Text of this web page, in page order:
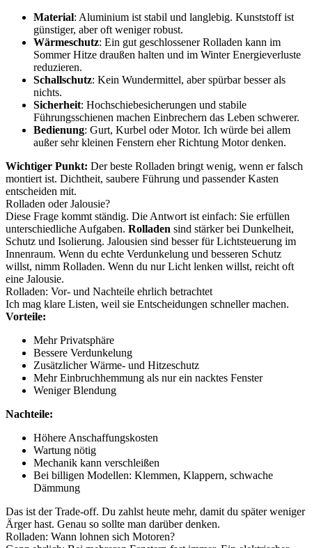
Material: Aluminium ist stabil und langlebig. Kunststoff ist
günstiger, aber oft weniger robust.
Wärmeschutz: Ein gut geschlossener Rolladen kann im
Sommer Hitze draußen halten und im Winter Energieverluste
reduzieren.
Schallschutz: Kein Wundermittel, aber spürbar besser als
nichts.
Sicherheit: Hochschiebesicherungen und stabile
Führungsschienen machen Einbrechern das Leben schwerer.
Bedienung: Gurt, Kurbel oder Motor. Ich würde bei allem
außer sehr kleinen Fenstern eher Richtung Motor denken.
Wichtiger Punkt: Der beste Rolladen bringt wenig, wenn er falsch
montiert ist. Dichtheit, saubere Führung und passender Kasten
entscheiden mit.
Rolladen oder Jalousie?
Diese Frage kommt ständig. Die Antwort ist einfach: Sie erfüllen
unterschiedliche Aufgaben. Rolladen sind stärker bei Dunkelheit,
Schutz und Isolierung. Jalousien sind besser für Lichtsteuerung im
Innenraum. Wenn du echte Verdunkelung und besseren Schutz
willst, nimm Rolladen. Wenn du nur Licht lenken willst, reicht oft
eine Jalousie.
Rolladen: Vor- und Nachteile ehrlich betrachtet
Ich mag klare Listen, weil sie Entscheidungen schneller machen.
Vorteile:
Mehr Privatsphäre
Bessere Verdunkelung
Zusätzlicher Wärme- und Hitzeschutz
Mehr Einbruchhemmung als nur ein nacktes Fenster
Weniger Blendung
Nachteile:
Höhere Anschaffungskosten
Wartung nötig
Mechanik kann verschleißen
Bei billigen Modellen: Klemmen, Klappern, schwache
Dämmung
Das ist der Trade-off. Du zahlst heute mehr, damit du später weniger
Ärger hast. Genau so sollte man darüber denken.
Rolladen: Wann lohnen sich Motoren?